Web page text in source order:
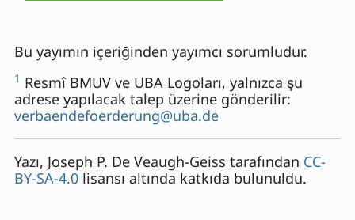
Bu yayımın içeriğinden yayımcı sorumludur.
1 Resmî BMUV ve UBA Logoları, yalnızca şu
adrese yapılacak talep üzerine gönderilir:
verbaendefoerderung@uba.de
Yazı, Joseph P. De Veaugh-Geiss tarafından CC-
BY-SA-4.0 lisansı altında katkıda bulunuldu.